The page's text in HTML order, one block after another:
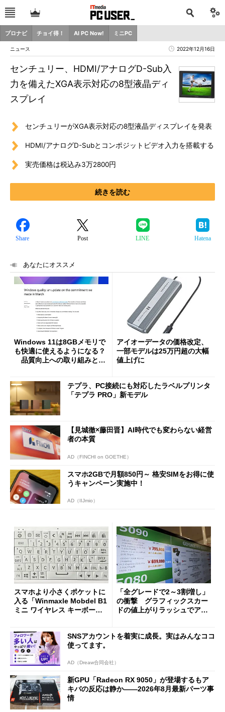
プロナビ チョイ得！ AI PC Now! ミニPC
ニュース 2022年12月16日
センチュリー、HDMI/アナログD-Sub入
力を備えたXGA表示対応の8型液晶ディ
スプレイ
センチュリーがXGA表示対応の8型液晶ディスプレイを発表
HDMI/アナログD-Subとコンポジットビデオ入力を搭載する
実売価格は税込み3万2800円
続きを読む
Share Post LINE Hatena
あなたにオススメ
Windows 11は8GBメモリで
も快適に使えるようになる？
品質向上への取り組みと
アイオーデータの価格改定、
一部モデルは25万円超の大幅
値上げに
テプラ、PC接続にも対応したラベルプリンタ
「テプラ PRO」新モデル
【見城徹×藤田晋】AI時代でも変わらない経営
者の本質
AD（FINCHI on GOETHE）
スマホ2GBで月額850円～ 格安SIMをお得に使
うキャンペーン実施中！
AD（IIJmio）
スマホより小さくポケットに
入る「Winmaxle Mobdel B1
ミニ ワイヤレス キーボー
「全グレードで2～3割増し」
の衝撃 グラフィックスカー
ドの値上がりラッシュでアキ
SNSアカウントを着実に成長。実はみんなココ
使ってます。
AD（Dreaw合同会社）
新GPU「Radeon RX 9050」が登場するもア
キバの反応は静か――2026年8月最新パーツ事
情